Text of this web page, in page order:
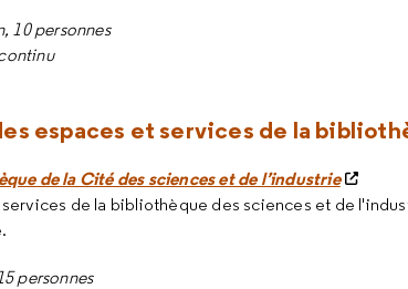
10 personnes
espaces et services de la
de la Cité des sciences et de l’industrie
de la bibliothèque des sciences et de
personnes